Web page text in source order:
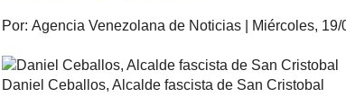
Por: Agencia Venezolana de Noticias | Miércoles, 19/
Daniel Ceballos, Alcalde fascista de San Cristobal